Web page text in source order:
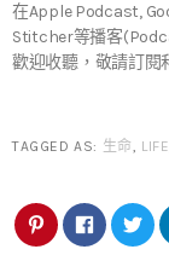
在Apple Podcast,
Stitcher等播客
歡迎收聽，敬請訂閱
TAGGED AS: 生命, LIFE